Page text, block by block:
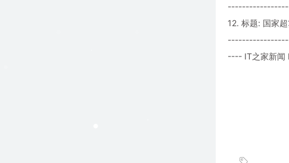
12. 标题: 国家
---- IT之家新闻